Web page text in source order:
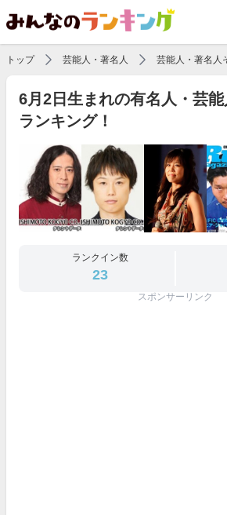
トップ 芸能人・著名人 芸能人・著名人
6月2日生まれの有名人・芸
ランキング！
ランクイン数
23
スポンサーリンク